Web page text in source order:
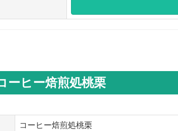
ーヒー焙煎処桃栗
コーヒー焙煎処桃栗